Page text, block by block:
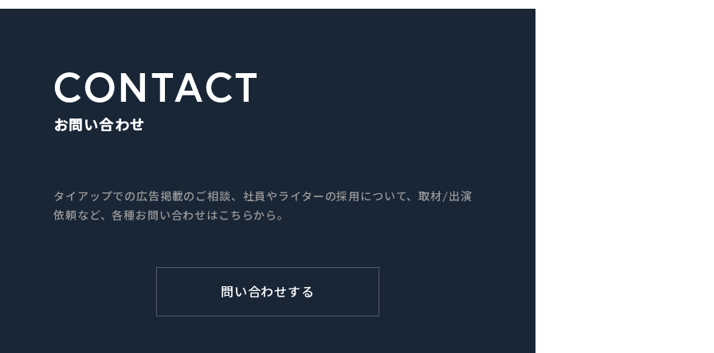
CONTACT
お問い合わせ
タイアップでの広告掲載のご相談、社員やライターの採用について、取材/出演
依頼など、各種お問い合わせはこちらから。
問い合わせする